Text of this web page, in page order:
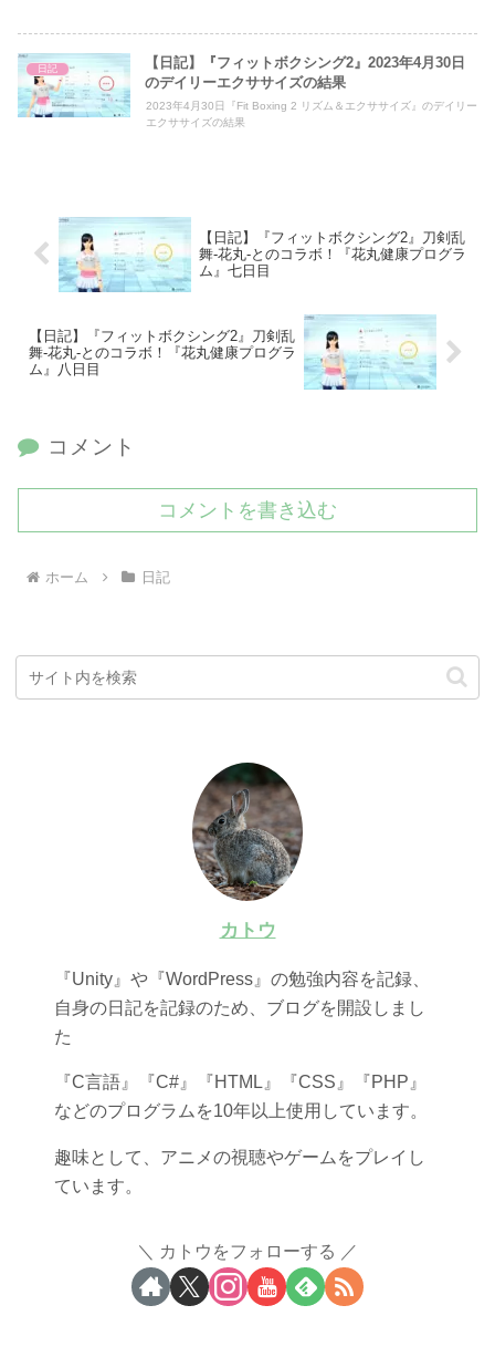
日記
【日記】『フィットボクシング2』2023年4月30日
のデイリーエクササイズの結果
2023年4月30日『Fit Boxing 2 リズム＆エクササイズ』のデイリー
エクササイズの結果
【日記】『フィットボクシング2』刀剣乱
舞-花丸-とのコラボ！『花丸健康プログラ
ム』七日目
【日記】『フィットボクシング2』刀剣乱
舞-花丸-とのコラボ！『花丸健康プログラ
ム』八日目
コメント
コメントを書き込む
ホーム 日記
カトウ
『Unity』や『WordPress』の勉強内容を記録、
自身の日記を記録のため、ブログを開設しまし
た
『C言語』『C#』『HTML』『CSS』『PHP』
などのプログラムを10年以上使用しています。
趣味として、アニメの視聴やゲームをプレイし
ています。
カトウをフォローする